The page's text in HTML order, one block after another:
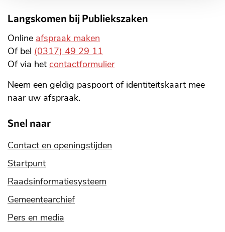
Langskomen bij Publiekszaken
Online afspraak maken
Of bel (0317) 49 29 11
Of via het contactformulier
Neem een geldig paspoort of identiteitskaart mee
naar uw afspraak.
Snel naar
Contact en openingstijden
Startpunt
Raadsinformatiesysteem
Gemeentearchief
Pers en media